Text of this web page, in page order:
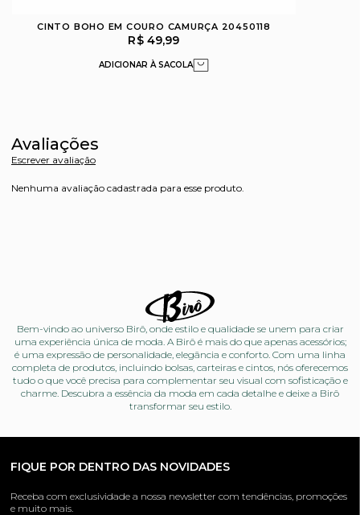
CINTO BOHO EM COURO CAMURÇA 20450118
R$ 49,99
Avaliações
Escrever avaliação
Nenhuma avaliação cadastrada para esse produto.
Bem-vindo ao universo Birô, onde estilo e qualidade se unem para criar
uma experiência única de moda. A Birô é mais do que apenas acessórios;
é uma expressão de personalidade, elegância e conforto. Com uma linha
completa de produtos, incluindo bolsas, carteiras e cintos, nós oferecemos
tudo o que você precisa para complementar seu visual com sofisticação e
charme. Descubra a essência da moda em cada detalhe e deixe a Birô
transformar seu estilo.
FIQUE POR DENTRO DAS NOVIDADES
Receba com exclusividade a nossa newsletter com tendências, promoções
e muito mais.